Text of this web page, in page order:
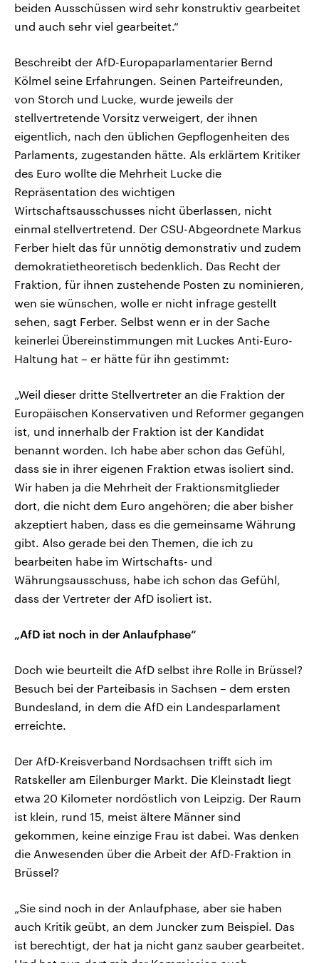
beiden Ausschüssen wird sehr konstruktiv gearbeitet
und auch sehr viel gearbeitet.“
Beschreibt der AfD-Europaparlamentarier Bernd
Kölmel seine Erfahrungen. Seinen Parteifreunden,
von Storch und Lucke, wurde jeweils der
stellvertretende Vorsitz verweigert, der ihnen
eigentlich, nach den üblichen Gepflogenheiten des
Parlaments, zugestanden hätte. Als erklärtem Kritiker
des Euro wollte die Mehrheit Lucke die
Repräsentation des wichtigen
Wirtschaftsausschusses nicht überlassen, nicht
einmal stellvertretend. Der CSU-Abgeordnete Markus
Ferber hielt das für unnötig demonstrativ und zudem
demokratietheoretisch bedenklich. Das Recht der
Fraktion, für ihnen zustehende Posten zu nominieren,
wen sie wünschen, wolle er nicht infrage gestellt
sehen, sagt Ferber. Selbst wenn er in der Sache
keinerlei Übereinstimmungen mit Luckes Anti-Euro-
Haltung hat – er hätte für ihn gestimmt:
„Weil dieser dritte Stellvertreter an die Fraktion der
Europäischen Konservativen und Reformer gegangen
ist, und innerhalb der Fraktion ist der Kandidat
benannt worden. Ich habe aber schon das Gefühl,
dass sie in ihrer eigenen Fraktion etwas isoliert sind.
Wir haben ja die Mehrheit der Fraktionsmitglieder
dort, die nicht dem Euro angehören; die aber bisher
akzeptiert haben, dass es die gemeinsame Währung
gibt. Also gerade bei den Themen, die ich zu
bearbeiten habe im Wirtschafts- und
Währungsausschuss, habe ich schon das Gefühl,
dass der Vertreter der AfD isoliert ist.
„AfD ist noch in der Anlaufphase“
Doch wie beurteilt die AfD selbst ihre Rolle in Brüssel?
Besuch bei der Parteibasis in Sachsen – dem ersten
Bundesland, in dem die AfD ein Landesparlament
erreichte.
Der AfD-Kreisverband Nordsachsen trifft sich im
Ratskeller am Eilenburger Markt. Die Kleinstadt liegt
etwa 20 Kilometer nordöstlich von Leipzig. Der Raum
ist klein, rund 15, meist ältere Männer sind
gekommen, keine einzige Frau ist dabei. Was denken
die Anwesenden über die Arbeit der AfD-Fraktion in
Brüssel?
„Sie sind noch in der Anlaufphase, aber sie haben
auch Kritik geübt, an dem Juncker zum Beispiel. Das
ist berechtigt, der hat ja nicht ganz sauber gearbeitet.